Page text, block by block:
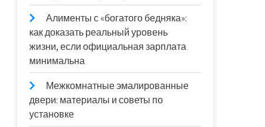
Алименты с «богатого бедняка»:
как доказать реальный уровень
жизни, если официальная зарплата
минимальна
Межкомнатные эмалированные
двери: материалы и советы по
установке